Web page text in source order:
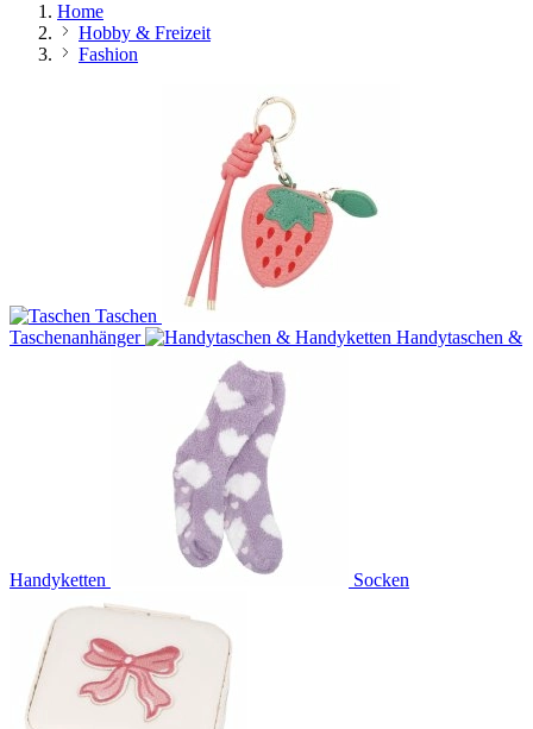
Home
Hobby & Freizeit
Fashion
Taschen
Taschenanhänger
Handytaschen &
Handyketten Socken